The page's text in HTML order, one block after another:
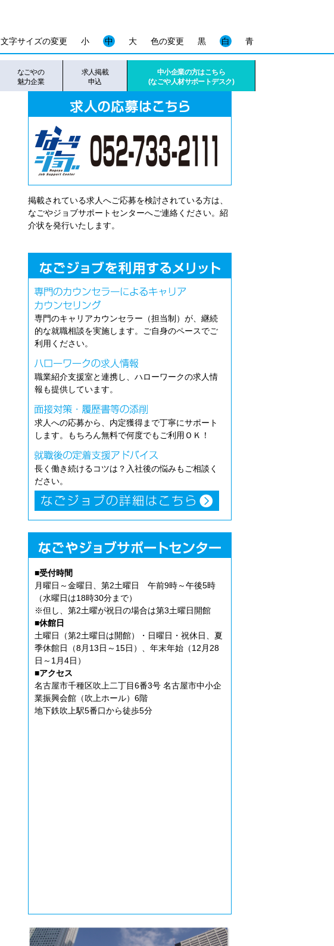
色の変更 黒 白 青
文字サイズの変更 小 中 大
なごやの
魅力企業
求人掲載
申込
中小企業の方はこちら
(なごや人材サポートデスク)
掲載されている求人へご応募を検討されている方は、
なごやジョブサポートセンターへご連絡ください。紹
介状を発行いたします。
専門のキャリアカウンセラー（担当制）が、継続
的な就職相談を実施します。ご自身のペースでご
利用ください。
職業紹介支援室と連携し、ハローワークの求人情
報も提供しています。
求人への応募から、内定獲得まで丁寧にサポート
します。もちろん無料で何度でもご利用ＯＫ！
長く働き続けるコツは？入社後の悩みもご相談く
ださい。
■受付時間
月曜日～金曜日、第2土曜日 午前9時～午後5時
（水曜日は18時30分まで）
※但し、第2土曜が祝日の場合は第3土曜日開館
■休館日
土曜日（第2土曜日は開館）・日曜日・祝休日、夏
季休館日（8月13日～15日）、年末年始（12月28
日～1月4日）
■アクセス
名古屋市千種区吹上二丁目6番3号 名古屋市中小企
業振興会館（吹上ホール）6階
地下鉄吹上駅5番口から徒歩5分